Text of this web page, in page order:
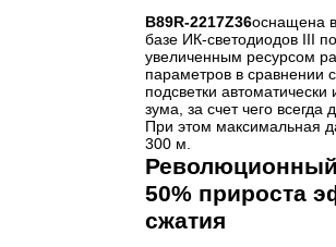
B89R-2217Z36оснащена
базе ИК-светодиодов III
увеличенным ресурсом
параметров в сравнении
подсветки
зума, за счет чего всегда
При этом максимальная
300 м.
50% прироста
сжатия